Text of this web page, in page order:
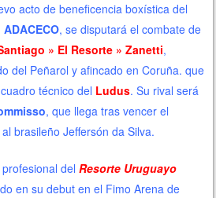
acto de beneficencia boxística del
ADACECO, se disputará el combate de
» El Resorte » Zanetti,
del Peñarol y afincado en Coruña. que
técnico del Ludus. Su rival será
, que llega tras vencer el
brasileño Jeffersón da Silva.
profesional delResorte Uruguayo
en su debut en el Fimo Arena de